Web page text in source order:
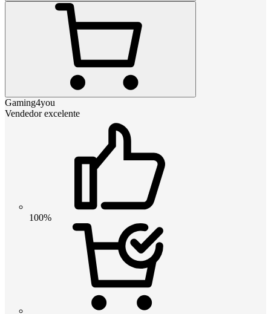
Gaming4you
Vendedor excelente
100%